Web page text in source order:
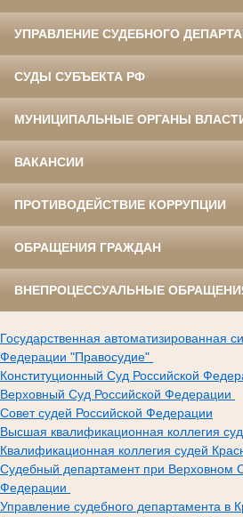
УПРАВЛЕНИЕ СУДЕБНОГО
СУДЫ СУБЪЕКТА РФ
МУНИЦИПАЛЬНЫЕ ОРГАНЫ
ВАКАНСИИ
ПРОТИВОДЕЙСТВИЕ КОРРУПЦИИ
ОБРАЩЕНИЯ ГРАЖДАН
ВНЕПРОЦЕССУАЛЬНЫЕ
Государственная автоматизированная
Федерации "Правосудие"
Конституционный Суд Российской
Верховный Суд Российской Федерации
Совет судей Российской Федерации
Высшая квалификационная коллегия
Квалификационная коллегия судей
Судебный департамент при Верховном
Федерации
Управление судебного департамента в